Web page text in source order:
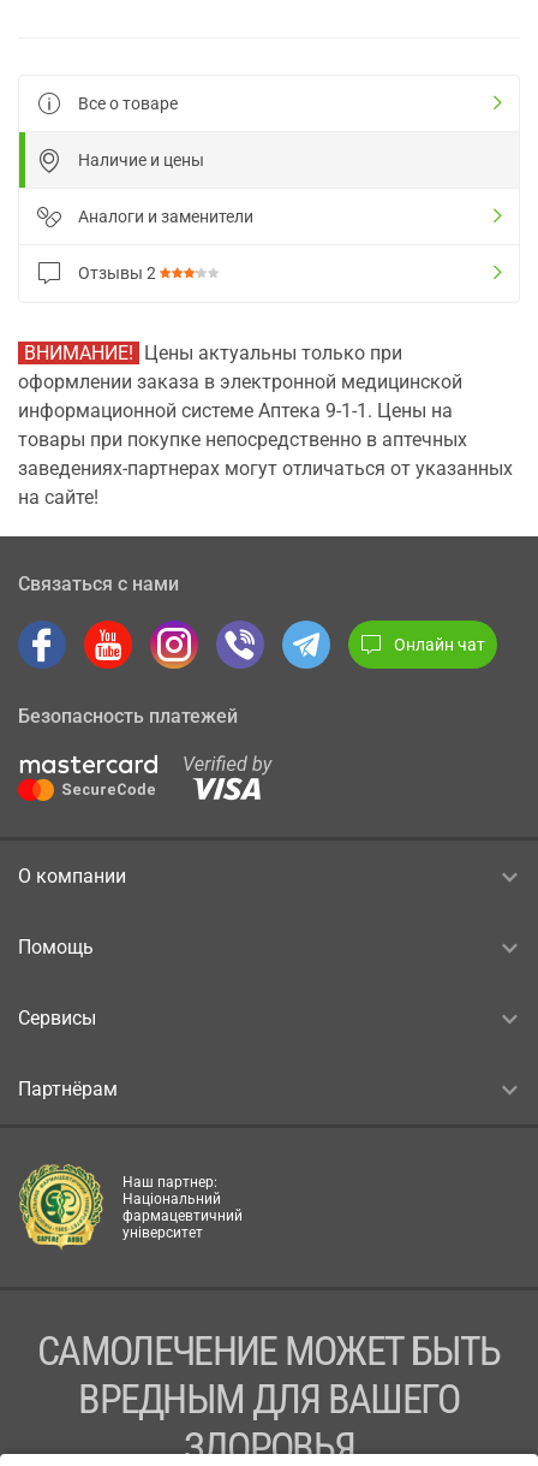
Все о товаре
Наличие и цены
Аналоги и заменители
Отзывы 2
ВНИМАНИЕ! Цены актуальны только при
оформлении заказа в электронной медицинской
информационной системе Аптека 9-1-1. Цены на
товары при покупке непосредственно в аптечных
заведениях-партнерах могут отличаться от указанных
на сайте!
Связаться с нами
Онлайн чат
Безопасность платежей
О компании
Помощь
Сервисы
Партнёрам
Наш партнер:
Національний
фармацевтичний
університет
САМОЛЕЧЕНИЕ МОЖЕТ БЫТЬ
ВРЕДНЫМ ДЛЯ ВАШЕГО
ЗДОРОВЬЯ